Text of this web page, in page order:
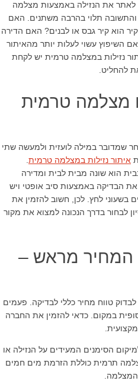
את הנזילה באמצעות מצלמה
והתשובה תלוי בהרבה משתנים. האם
הוא קיר גבס או לבנים? האם הדירה
השיפוץ עשוי לעלות יותר מהאיתור
נזילות במצלמה טרמית יש לקחת
להחליט.
מצלמה טרמית
שמדובר במילה לועזית ולמעשה שתי
איתור נזילות במצלמה טרמית.
הוא שונה מבית לבית ומדירה
הבדיקה באמצעות סיב אופטי ויש
בשעוני לחץ. לכן, חשוב להזמין את
לבחור בדרך הנכונה למצוא את מקור
המחיר מראש –
טווח מחיר כללי לבדיקה. פעמים
במקום. כדאי להזמין את החברה
הסימנים המעידים על הנזילה או
תרמית כוללת הזרמת מים חמים